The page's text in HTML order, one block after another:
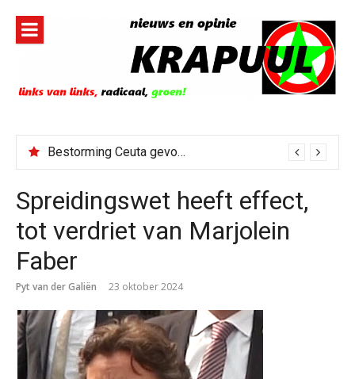
inhoud
Bestorming Ceuta gevolg van op sociale media verspreide hoax?
Spreidingswet heeft effect,
tot verdriet van Marjolein
Faber
Pyt van der Galiën 23 oktober 2024